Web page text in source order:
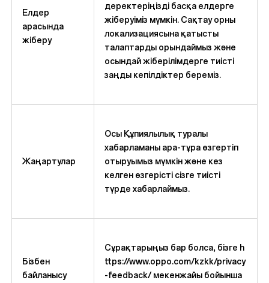
Елдер
арасында
жіберу
деректеріңізді басқа елдерге
жіберуіміз мүмкін. Сақтау орны
локализациясына қатысты
талаптарды орындаймыз және
осындай жіберілімдерге тиісті
заңды кепілдіктер береміз.
Жаңартулар
Осы Құпиялылық туралы
хабарламаны ара-тұра өзгертіп
отыруымыз мүмкін және кез
келген өзгерісті сізге тиісті
түрде хабарлаймыз.
Бізбен
байланысу
Сұрақтарыңыз бар болса, бізге h
ttps://www.oppo.com/kzkk/privacy
-feedback/мекенжайы бойынша